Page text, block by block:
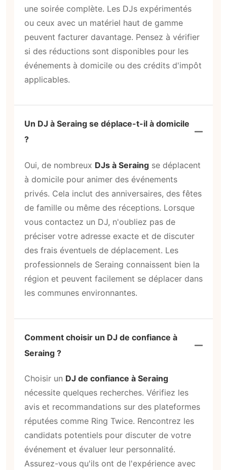
une soirée complète. Les DJs expérimentés
ou ceux avec un matériel haut de gamme
peuvent facturer davantage. Pensez à vérifier
si des réductions sont disponibles pour les
événements à domicile ou des crédits d'impôt
applicables.
Un DJ à Seraing se déplace-t-il à domicile
?
Oui, de nombreux DJs à Seraing se déplacent
à domicile pour animer des événements
privés. Cela inclut des anniversaires, des fêtes
de famille ou même des réceptions. Lorsque
vous contactez un DJ, n'oubliez pas de
préciser votre adresse exacte et de discuter
des frais éventuels de déplacement. Les
professionnels de Seraing connaissent bien la
région et peuvent facilement se déplacer dans
les communes environnantes.
Comment choisir un DJ de confiance à
Seraing ?
Choisir un DJ de confiance à Seraing
nécessite quelques recherches. Vérifiez les
avis et recommandations sur des plateformes
réputées comme Ring Twice. Rencontrez les
candidats potentiels pour discuter de votre
événement et évaluer leur personnalité.
Assurez-vous qu'ils ont de l'expérience avec